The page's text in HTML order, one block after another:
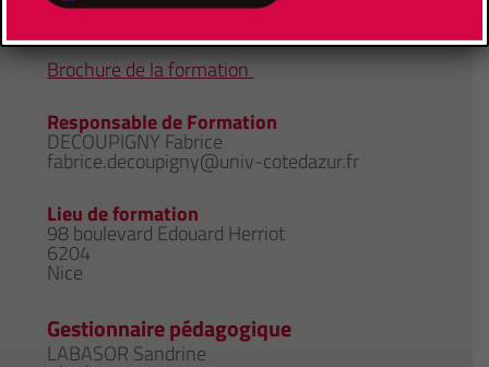
Site de la formation
Brochure de la formation
Responsable de Formation
DECOUPIGNY Fabrice
fabrice.decoupigny@univ-cotedazur.fr
Lieu de formation
98 boulevard Edouard Herriot
6204
Nice
Gestionnaire pédagogique
LABASOR Sandrine